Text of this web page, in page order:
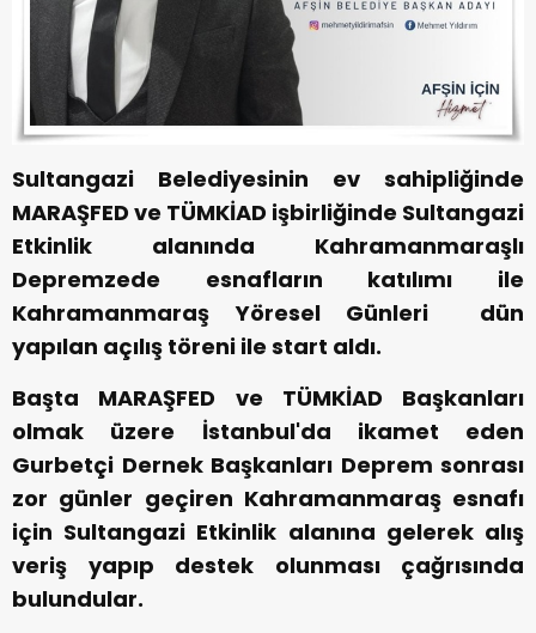
Sultangazi Belediyesinin ev sahipliğinde
MARAŞFED ve TÜMKİAD işbirliğinde Sultangazi
Etkinlik alanında Kahramanmaraşlı
Depremzede esnafların katılımı ile
Kahramanmaraş Yöresel Günleri dün
yapılan açılış töreni ile start aldı.
Başta MARAŞFED ve TÜMKİAD Başkanları
olmak üzere İstanbul'da ikamet eden
Gurbetçi Dernek Başkanları Deprem sonrası
zor günler geçiren Kahramanmaraş esnafı
için Sultangazi Etkinlik alanına gelerek alış
veriş yapıp destek olunması çağrısında
bulundular.